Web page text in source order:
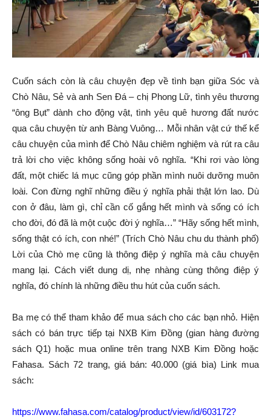
Cuốn sách còn là câu chuyện đẹp về tình bạn giữa Sóc và
Chò Nâu, Sẻ và anh Sen Đá – chị Phong Lữ, tình yêu thương
“ông Bụt” dành cho động vật, tình yêu quê hương đất nước
qua câu chuyện từ anh Bàng Vuông… Mỗi nhân vật cứ thế kể
câu chuyện của mình để Chò Nâu chiêm nghiệm và rút ra câu
trả lời cho việc không sống hoài vô nghĩa. “Khi rơi vào lòng
đất, một chiếc lá mục cũng góp phần mình nuôi dưỡng muôn
loài. Con đừng nghĩ những điều ý nghĩa phải thật lớn lao. Dù
con ở đâu, làm gì, chỉ cần cố gắng hết mình và sống có ích
cho đời, đó đã là một cuộc đời ý nghĩa…” “Hãy sống hết mình,
sống thật có ích, con nhé!” (Trích Chò Nâu chu du thành phố)
Lời của Chò mẹ cũng là thông điệp ý nghĩa mà câu chuyện
mang lại. Cách viết dung dị, nhẹ nhàng cùng thông điệp ý
nghĩa, đó chính là những điều thu hút của cuốn sách.
Ba mẹ có thể tham khảo để mua sách cho các bạn nhỏ. Hiện
sách có bán trực tiếp tại NXB Kim Đồng (gian hàng đường
sách Q1) hoặc mua online trên trang NXB Kim Đồng hoặc
Fahasa. Sách 72 trang, giá bán: 40.000 (giá bìa) Link mua
sách:
https://www.fahasa.com/catalog/product/view/id/603172?